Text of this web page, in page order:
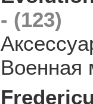
- (123)
Военная